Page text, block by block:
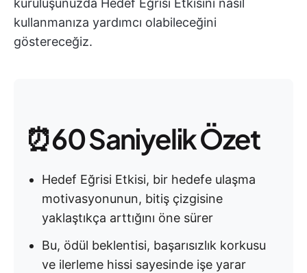
kuruluşunuzda Hedef Eğrisi Etkisini nasıl
kullanmanıza yardımcı olabileceğini
göstereceğiz.
⏰60 Saniyelik Özet
Hedef Eğrisi Etkisi, bir hedefe ulaşma
motivasyonunun, bitiş çizgisine
yaklaştıkça arttığını öne sürer
Bu, ödül beklentisi, başarısızlık korkusu
ve ilerleme hissi sayesinde işe yarar